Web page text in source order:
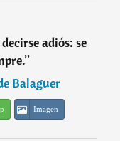
adiós: se
”
Balaguer
Imagen